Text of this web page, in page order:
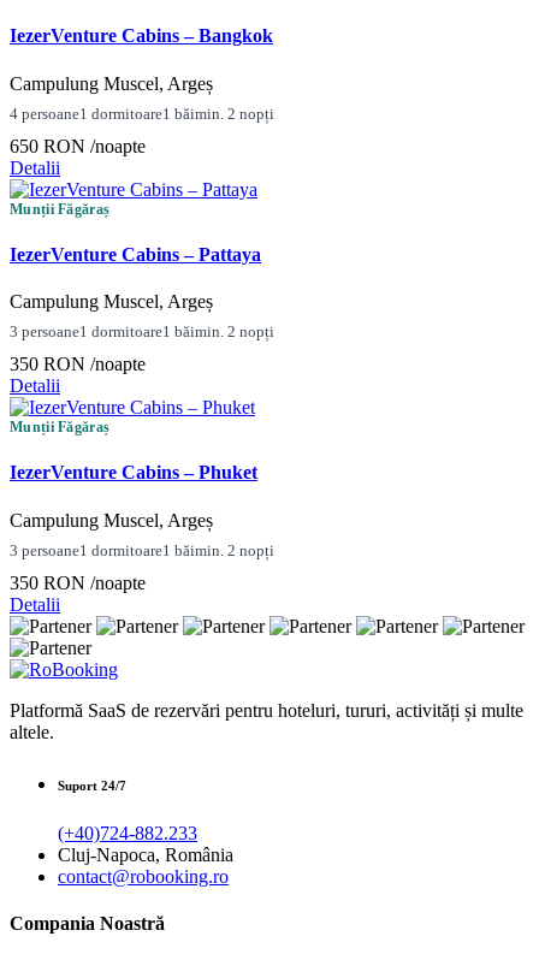
IezerVenture Cabins – Bangkok
Campulung Muscel, Argeș
4 persoane1 dormitoare1 băimin. 2 nopți
650 RON /noapte
Detalii
Munții Făgăraș
IezerVenture Cabins – Pattaya
Campulung Muscel, Argeș
3 persoane1 dormitoare1 băimin. 2 nopți
350 RON /noapte
Detalii
Munții Făgăraș
IezerVenture Cabins – Phuket
Campulung Muscel, Argeș
3 persoane1 dormitoare1 băimin. 2 nopți
350 RON /noapte
Detalii
Platformă SaaS de rezervări pentru hoteluri, tururi, activități și multe
altele.
Suport 24/7
(+40)724-882.233
Cluj-Napoca, România
contact@robooking.ro
Compania Noastră